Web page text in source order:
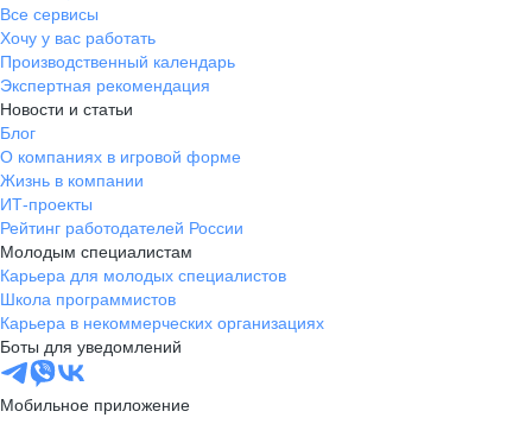
Все сервисы
Хочу у вас работать
Производственный календарь
Экспертная рекомендация
Новости и статьи
Блог
О компаниях в игровой форме
Жизнь в компании
ИТ-проекты
Рейтинг работодателей России
Молодым специалистам
Карьера для молодых специалистов
Школа программистов
Карьера в некоммерческих организациях
Боты для уведомлений
Мобильное приложение